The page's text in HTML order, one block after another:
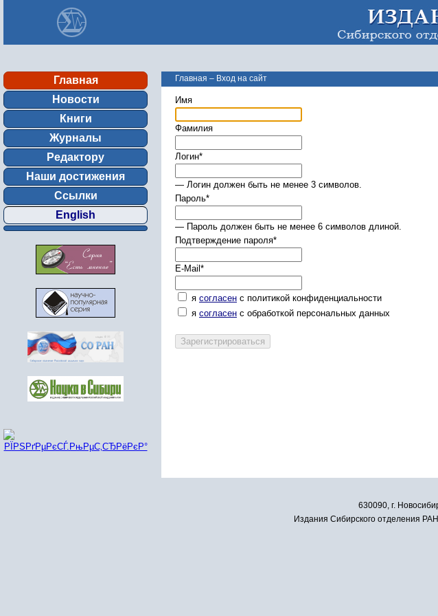
Главная
Новости
Книги
Журналы
Редактору
Наши достижения
Ссылки
English
Главная – Вход на сайт
Имя
Фамилия
Логин*
— Логин должен быть не менее 3 символов.
Пароль*
— Пароль должен быть не менее 6 символов длиной.
Подтверждение пароля*
E-Mail *
я согласен с политикой конфиденциальности
я согласен с обработкой персональных данных
630090, г.
Издания Сибирского отделения